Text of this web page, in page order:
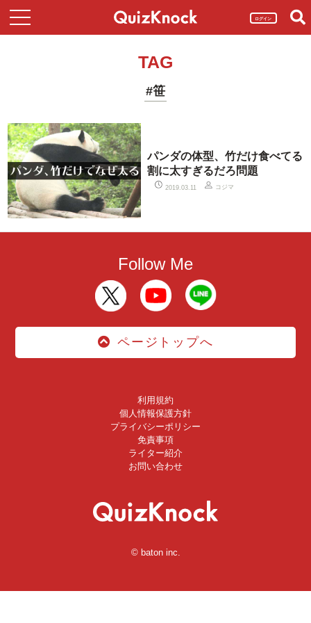
ログイン
TAG
#笹
パンダの体型、竹だけ食べてる
割に太すぎるだろ問題
2019.03.11 コジマ
Follow Me
ページトップへ
利用規約
個人情報保護方針
プライバシーポリシー
免責事項
ライター紹介
お問い合わせ
© baton inc.